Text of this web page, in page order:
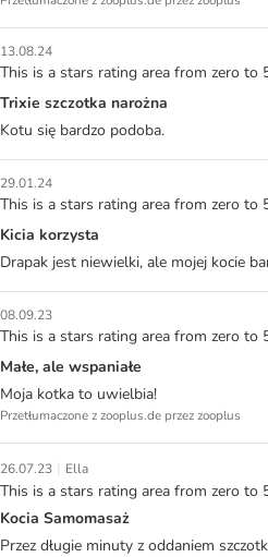
13.08.24
This is a stars rating area from zero to
Trixie szczotka narożna
Kotu się bardzo podoba.
29.01.24
This is a stars rating area from zero to
Kicia korzysta
Drapak jest niewielki, ale mojej kocie
08.09.23
This is a stars rating area from zero to
Małe, ale wspaniałe
Moja kotka to uwielbia!
Przetłumaczone z zooplus.de przez zooplus
26.07.23 | Ella
This is a stars rating area from zero to
Kocia Samomasaż
Przez długie minuty z oddaniem